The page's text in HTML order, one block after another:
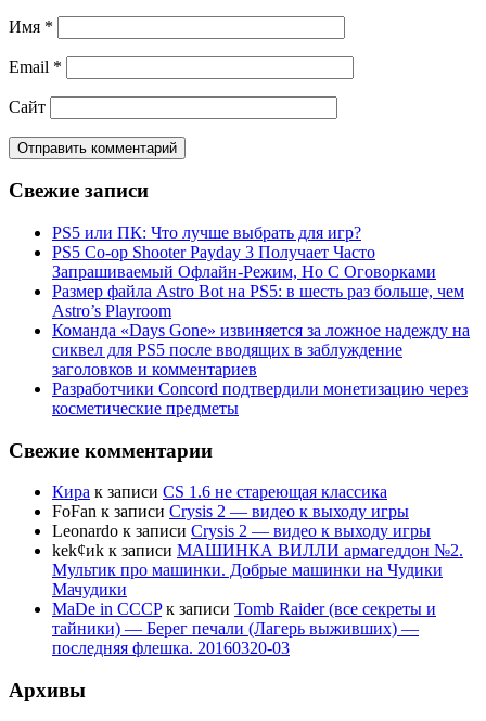
Имя *
Email *
Сайт
Свежие записи
PS5 или ПК: Что лучше выбрать для игр?
PS5 Co-op Shooter Payday 3 Получает Часто
Запрашиваемый Офлайн-Режим, Но С Оговорками
Размер файла Astro Bot на PS5: в шесть раз больше, чем
Astro’s Playroom
Команда «Days Gone» извиняется за ложное надежду на
сиквел для PS5 после вводящих в заблуждение
заголовков и комментариев
Разработчики Concord подтвердили монетизацию через
косметические предметы
Свежие комментарии
Кира к записи CS 1.6 не стареющая классика
FoFan к записи Crysis 2 — видео к выходу игры
Leonardo к записи Crysis 2 — видео к выходу игры
kek¢иk к записи МАШИНКА ВИЛЛИ армагеддон №2.
Мультик про машинки. Добрые машинки на Чудики
Мачудики
MaDe in CCCPк записи Tomb Raider (все секреты и
тайники) — Берег печали (Лагерь выживших) —
последняя флешка. 20160320-03
Архивы